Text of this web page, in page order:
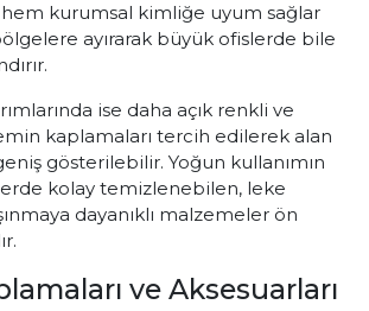
kurumsal kimliğe uyum sağlar
ayırarak büyük ofislerde bile
ise daha açık renkli ve
kaplamaları tercih edilerek alan
gösterilebilir. Yoğun kullanımın
kolay temizlenebilen, leke
dayanıklı malzemeler ön
ve Aksesuarları